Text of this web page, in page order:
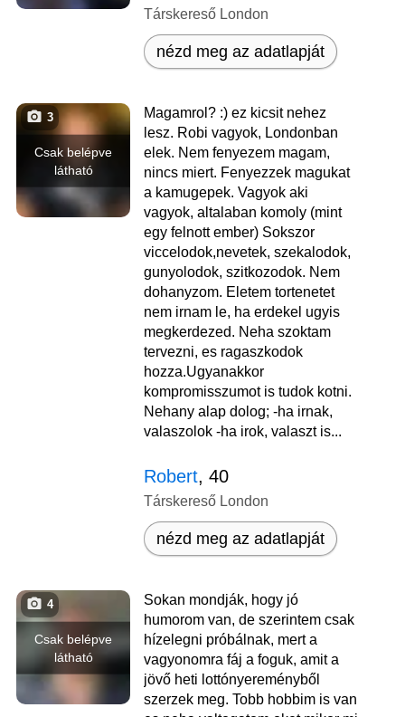
Társkereső London
nézd meg az adatlapját
Csak belépve
látható
3
Magamrol? :) ez kicsit nehez
lesz. Robi vagyok, Londonban
elek. Nem fenyezem magam,
nincs miert. Fenyezzek magukat
a kamugepek. Vagyok aki
vagyok, altalaban komoly (mint
egy felnott ember) Sokszor
viccelodok,nevetek, szekalodok,
gunyolodok, szitkozodok. Nem
dohanyzom. Eletem tortenetet
nem irnam le, ha erdekel ugyis
megkerdezed. Neha szoktam
tervezni, es ragaszkodok
hozza.Ugyanakkor
kompromisszumot is tudok kotni.
Nehany alap dolog; -ha irnak,
valaszolok -ha irok, valaszt is...
Robert, 40
Társkereső London
nézd meg az adatlapját
Csak belépve
látható
4
Sokan mondják, hogy jó
humorom van, de szerintem csak
hízelegni próbálnak, mert a
vagyonomra fáj a foguk, amit a
jövő heti lottónyereményből
szerzek meg. Tobb hobbim is van